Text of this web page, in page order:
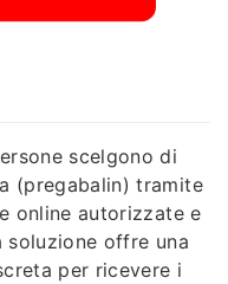
scelgono di
(pregabalin) tramite
online autorizzate e
soluzione offre una
per ricevere i